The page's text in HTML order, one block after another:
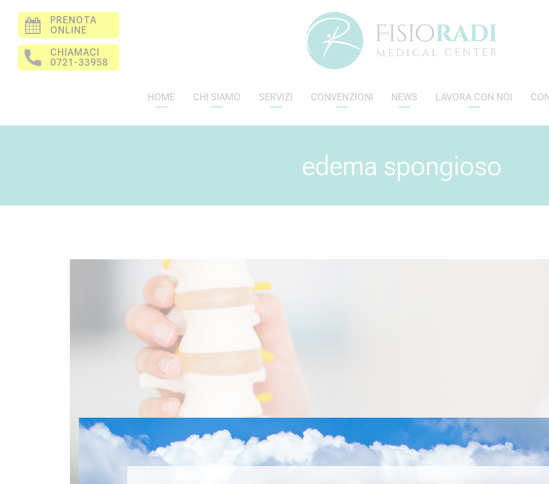
PRENOTA
ONLINE
CHIAMACI
0721-33958
HOME CHI SIAMO SERVIZI CONVENZIONI NEWS LAVORA CON NOI
edema spongioso